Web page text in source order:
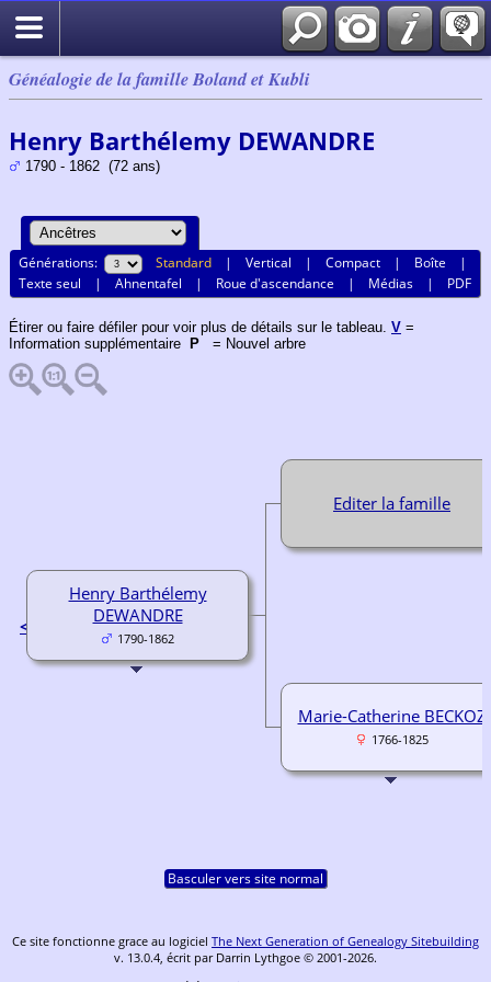
Généalogie de la famille Boland et Kubli
Henry Barthélemy DEWANDRE
1790 - 1862 (72 ans)
Générations: Standard |Vertical |Compact | Boîte |
Texte seul |Ahnentafel | Roue d'ascendance | Médias | PDF
Étirer ou faire défiler pour voir plus de détails sur le tableau. V =
Information supplémentaire
P = Nouvel arbre
<
Henry Barthélemy
DEWANDRE
1790-1862
Editer la famille
Marie-Catherine BECKOZ
1766-1825
Basculer vers site normal
Ce site fonctionne grace au logiciel The Next Generation of Genealogy Sitebuilding
v. 13.0.4, écrit par Darrin Lythgoe © 2001-2026.